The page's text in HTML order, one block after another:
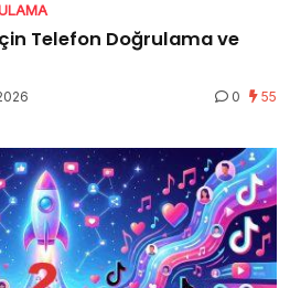
Telefon Doğrulama ve
0 55